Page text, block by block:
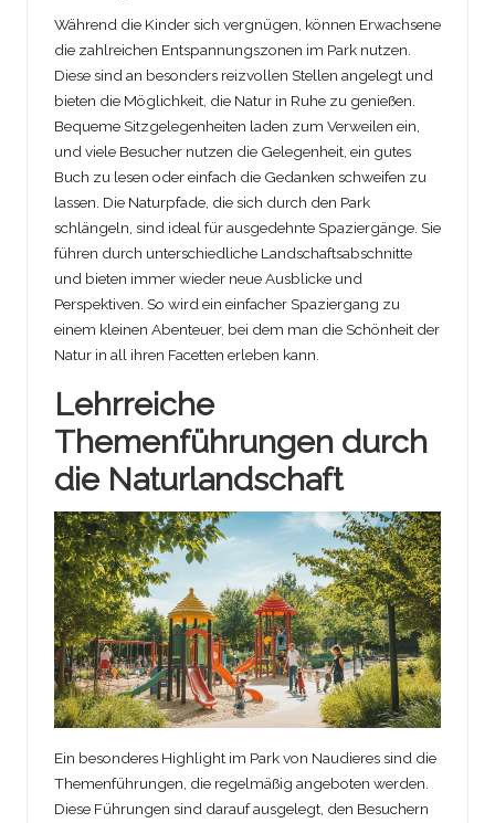
Während die Kinder sich vergnügen, können Erwachsene
die zahlreichen Entspannungszonen im Park nutzen.
Diese sind an besonders reizvollen Stellen angelegt und
bieten die Möglichkeit, die Natur in Ruhe zu genießen.
Bequeme Sitzgelegenheiten laden zum Verweilen ein,
und viele Besucher nutzen die Gelegenheit, ein gutes
Buch zu lesen oder einfach die Gedanken schweifen zu
lassen. Die Naturpfade, die sich durch den Park
schlängeln, sind ideal für ausgedehnte Spaziergänge. Sie
führen durch unterschiedliche Landschaftsabschnitte
und bieten immer wieder neue Ausblicke und
Perspektiven. So wird ein einfacher Spaziergang zu
einem kleinen Abenteuer, bei dem man die Schönheit der
Natur in all ihren Facetten erleben kann.
Lehrreiche
Themenführungen durch
die Naturlandschaft
Ein besonderes Highlight im Park von Naudieres sind die
Themenführungen, die regelmäßig angeboten werden.
Diese Führungen sind darauf ausgelegt, den Besuchern